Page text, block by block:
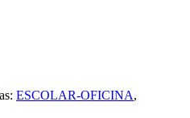
ESCOLAR-OFICINA,